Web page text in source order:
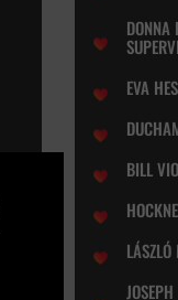
DONNA
EVA
BILL